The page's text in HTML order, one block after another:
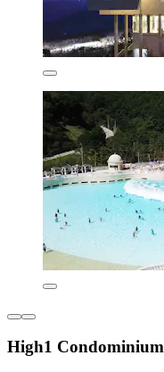
High1 Condominium